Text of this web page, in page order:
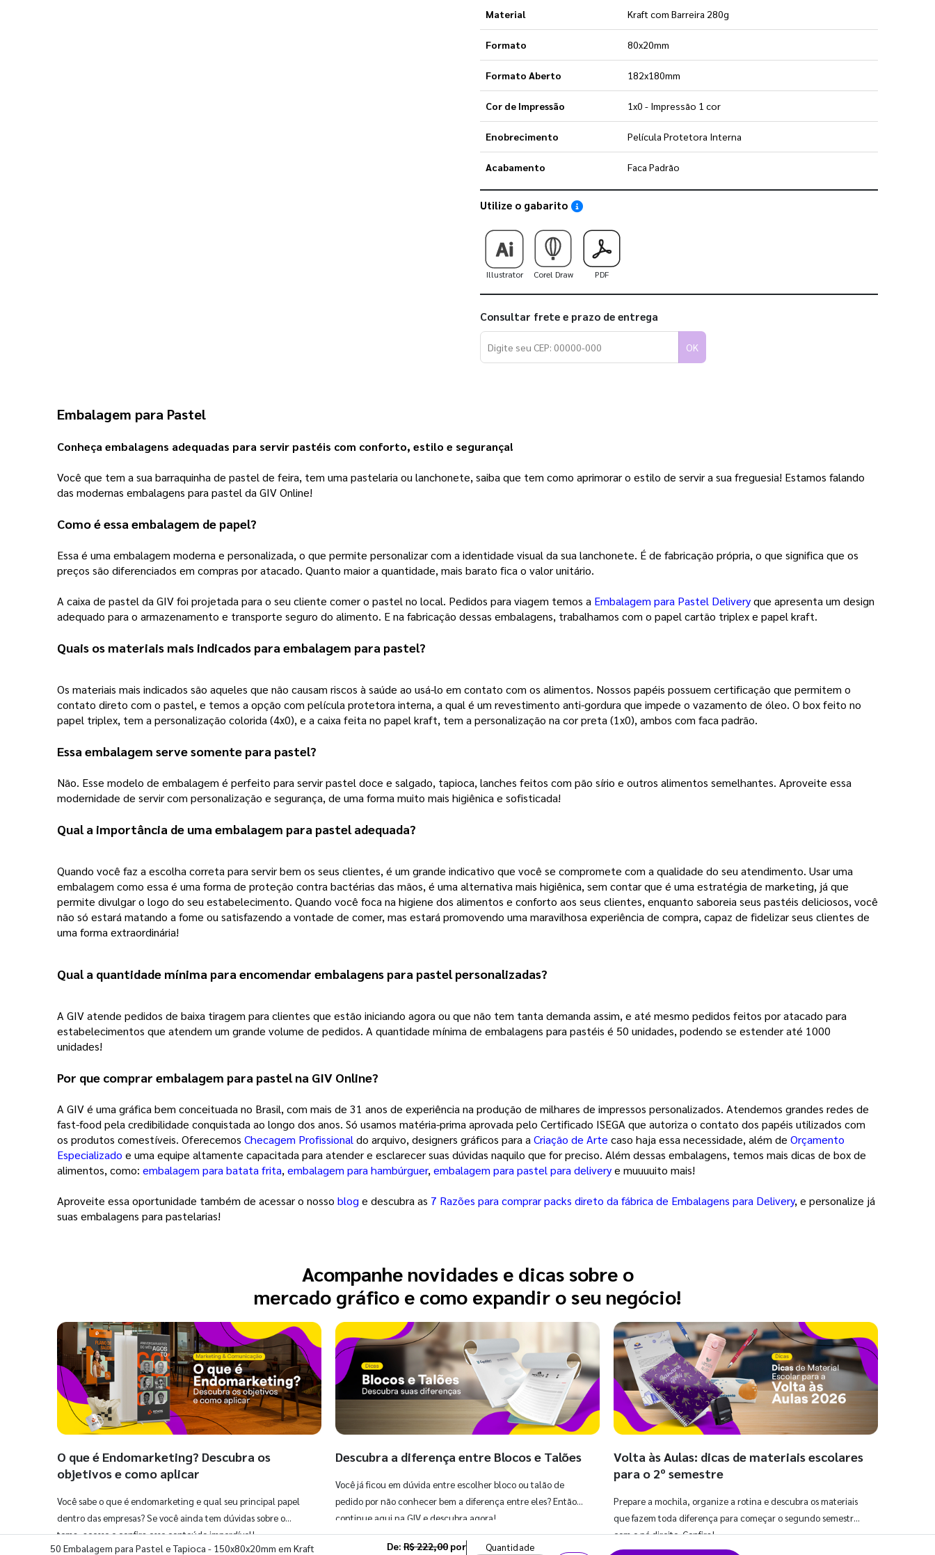
Material Kraft com Barreira 280g
Formato 80x20mm
Formato Aberto 182x180mm
Cor de Impressão 1x0 - Impressão 1 cor
Enobrecimento Película Protetora Interna
Acabamento Faca Padrão
Utilize o gabarito Saiba como utilizar os nossos gabaritos
Illustrator Corel Draw PDF
Consultar frete e prazo de entrega
OK
Embalagem para Pastel
Conheça embalagens adequadas para servir pastéis com conforto, estilo e segurança!
Você que tem a sua barraquinha de pastel de feira, tem uma pastelaria ou lanchonete, saiba que tem como aprimorar o estilo de servir a sua freguesia! Estamos falando
das modernas embalagens para pastel da GIV Online!
Como é essa embalagem de papel?
Essa é uma embalagem moderna e personalizada, o que permite personalizar com a identidade visual da sua lanchonete. É de fabricação própria, o que significa que os
preços são diferenciados em compras por atacado. Quanto maior a quantidade, mais barato fica o valor unitário.
A caixa de pastel da GIV foi projetada para o seu cliente comer o pastel no local. Pedidos para viagem temos a Embalagem para Pastel Delivery que apresenta um design
adequado para o armazenamento e transporte seguro do alimento. E na fabricação dessas embalagens, trabalhamos com o papel cartão triplex e papel kraft.
Quais os materiais mais indicados para embalagem para pastel?
Os materiais mais indicados são aqueles que não causam riscos à saúde ao usá-lo em contato com os alimentos. Nossos papéis possuem certificação que permitem o
contato direto com o pastel, e temos a opção com película protetora interna, a qual é um revestimento anti-gordura que impede o vazamento de óleo. O box feito no
papel triplex, tem a personalização colorida (4x0), e a caixa feita no papel kraft, tem a personalização na cor preta (1x0), ambos com faca padrão.
Essa embalagem serve somente para pastel?
Não. Esse modelo de embalagem é perfeito para servir pastel doce e salgado, tapioca, lanches feitos com pão sírio e outros alimentos semelhantes. Aproveite essa
modernidade de servir com personalização e segurança, de uma forma muito mais higiênica e sofisticada!
Qual a importância de uma embalagem para pastel adequada?
Quando você faz a escolha correta para servir bem os seus clientes, é um grande indicativo que você se compromete com a qualidade do seu atendimento. Usar uma
embalagem como essa é uma forma de proteção contra bactérias das mãos, é uma alternativa mais higiênica, sem contar que é uma estratégia de marketing, já que
permite divulgar o logo do seu estabelecimento. Quando você foca na higiene dos alimentos e conforto aos seus clientes, enquanto saboreia seus pastéis deliciosos, você
não só estará matando a fome ou satisfazendo a vontade de comer, mas estará promovendo uma maravilhosa experiência de compra, capaz de fidelizar seus clientes de
uma forma extraordinária!
Qual a quantidade mínima para encomendar embalagens para pastel personalizadas?
A GIV atende pedidos de baixa tiragem para clientes que estão iniciando agora ou que não tem tanta demanda assim, e até mesmo pedidos feitos por atacado para
estabelecimentos que atendem um grande volume de pedidos. A quantidade mínima de embalagens para pastéis é 50 unidades, podendo se estender até 1000
unidades!
Por que comprar embalagem para pastel na GIV Online?
A GIV é uma gráfica bem conceituada no Brasil, com mais de 31 anos de experiência na produção de milhares de impressos personalizados. Atendemos grandes redes de
fast-food pela credibilidade conquistada ao longo dos anos. Só usamos matéria-prima aprovada pelo Certificado ISEGA que autoriza o contato dos papéis utilizados com
os produtos comestíveis. Oferecemos Checagem Profissional do arquivo, designers gráficos para a Criação de Arte caso haja essa necessidade, além de Orçamento
Especializado e uma equipe altamente capacitada para atender e esclarecer suas dúvidas naquilo que for preciso. Além dessas embalagens, temos mais dicas de box de
alimentos, como: embalagem para batata frita, embalagem para hambúrguer, embalagem para pastel para delivery e muuuuito mais!
Aproveite essa oportunidade também de acessar o nosso blog e descubra as 7 Razões para comprar packs direto da fábrica de Embalagens para Delivery, e personalize já
suas embalagens para pastelarias!
Acompanhe novidades e dicas sobre o
mercado gráfico e como expandir o seu negócio!
O que é Endomarketing? Descubra os
objetivos e como aplicar
Você sabe o que é endomarketing e qual seu principal papel
dentro das empresas? Se você ainda tem dúvidas sobre o
tema, acesse e confira esse conteúdo imperdível!
Descubra a diferença entre Blocos e Talões
Você já ficou em dúvida entre escolher bloco ou talão de
pedido por não conhecer bem a diferença entre eles? Então,
continue aqui na GIV e descubra agora!
Volta às Aulas: dicas de materiais escolares
para o 2º semestre
Prepare a mochila, organize a rotina e descubra os materiais
que fazem toda diferença para começar o segundo semestre
com o pé direito. Confira!
50 Embalagem para Pastel e Tapioca - 150x80x20mm em Kraft
De: R$ 222,00 por Quantidade